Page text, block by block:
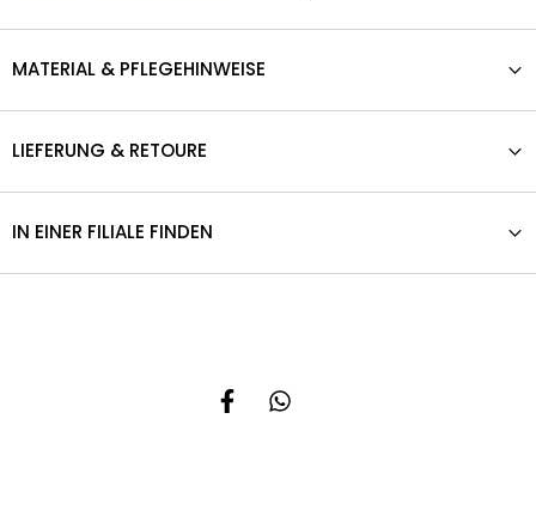
MATERIAL & PFLEGEHINWEISE
LIEFERUNG & RETOURE
IN EINER FILIALE FINDEN